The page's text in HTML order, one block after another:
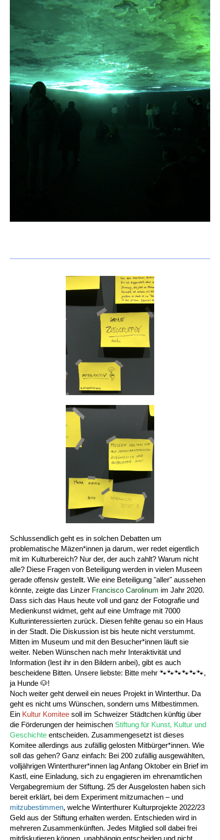
Schlussendlich geht es in solchen Debatten um
problematische Mäzen*innen ja darum, wer redet eigentlich
mit im Kulturbereich? Nur der, der auch zahlt? Warum nicht
alle? Diese Fragen von Beteiligung werden in vielen Museen
gerade offensiv gestellt. Wie eine Beteiligung "aller" aussehen
könnte, zeigte das Linzer Francisco Carolinum im Jahr 2020.
Dass sich das Haus heute voll und ganz der Fotografie und
Medienkunst widmet, geht auf eine Umfrage mit 7000
Kulturinteressierten zurück. Diesen fehlte genau so ein Haus
in der Stadt. Die Diskussion ist bis heute nicht verstummt.
Mitten im Museum und mit den Besucher*innen läuft sie
weiter. Neben Wünschen nach mehr Interaktivität und
Information (lest ihr in den Bildern anbei), gibt es auch
bescheidene Bitten. Unsere liebste: Bitte mehr 🐾🐾🐾🐾🐾🐾,
ja Hunde 🐶!
Noch weiter geht derweil ein neues Projekt in Winterthur. Da
geht es nicht ums Wünschen, sondern ums Mitbestimmen.
Ein Kultur Komitee soll im Schweizer Städtchen künftig über
die Förderungen der heimischen Stiftung für Kunst, Kultur und
Geschichte entscheiden. Zusammengesetzt ist dieses
Komitee allerdings aus zufällig gelosten Mitbürger*innen. Wie
soll das gehen? Ganz einfach: Bei 200 zufällig ausgewählten,
volljährigen Winterthurer*innen lag Anfang Oktober ein Brief im
Kastl, eine Einladung, sich zu engagieren im ehrenamtlichen
Vergabegremium der Stiftung. 25 der Ausgelosten haben sich
bereit erklärt, bei dem Experiment mitzumachen – und
mitzubestimmen, welche Winterthurer Kulturprojekte 2022/23
Geld aus der Stiftung erhalten werden. Entschieden wird in
mehreren Zusammenkünften. Jedes Mitglied soll dabei frei
mitdiskutieren können, unabhängig entscheiden und nicht